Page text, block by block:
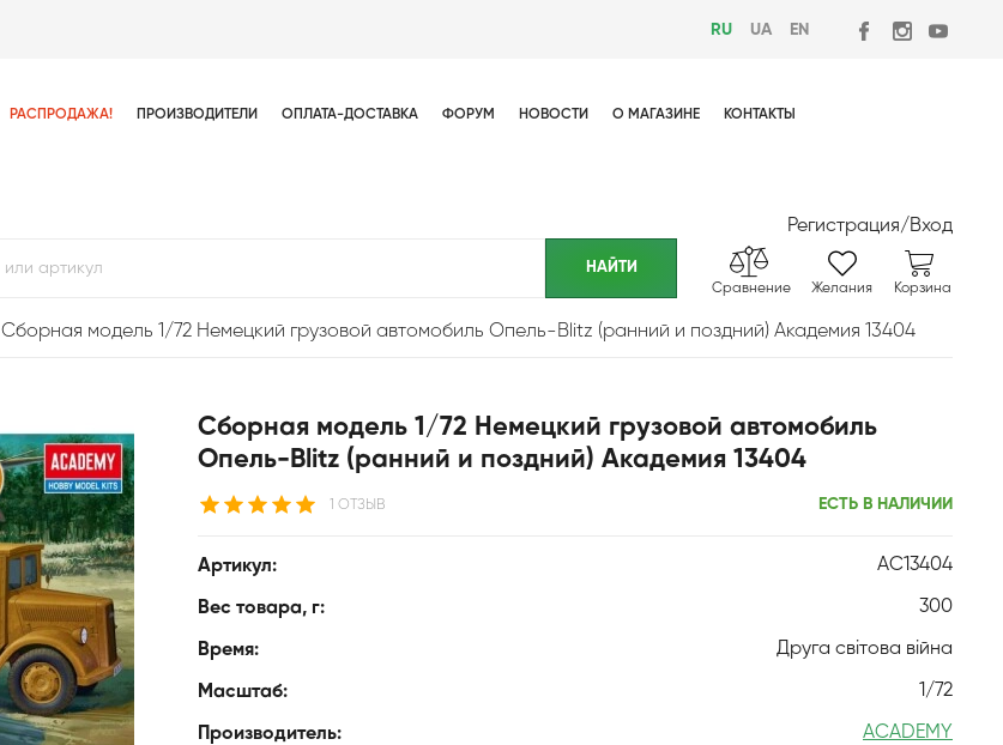
RU UA EN
РАСПРОДАЖА! ПРОИЗВОДИТЕЛИ ОПЛАТА-ДОСТАВКА ФОРУМ НОВОСТИ О МАГАЗИНЕ КОНТАКТЫ
Регистрация/Вход
Сравнение Желания Корзина
Сборная модель 1/72 Немецкий грузовой автомобиль Опель-Blitz (ранний и поздний) Академия 13404
Сборная модель 1/72 Немецкий грузовой автомобиль
Опель-Blitz (ранний и поздний) Академия 13404
1 ОТЗЫВ ЕСТЬ В НАЛИЧИИ
Артикул: AC13404
Вес товара, г: 300
Время: Друга світова війна
Масштаб: 1/72
Производитель: ACADEMY